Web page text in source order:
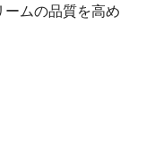
ムの品質を高め